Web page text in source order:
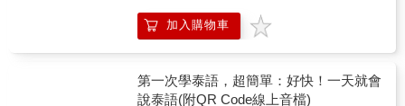
「TRAVEL TIPS」 做為讀者學習的充電站，
收集赴泰購物、觀光、飲食、風土人情的最新
情報， 提供讀者對泰國有初步的認識，極富閱
讀價值和趣味 。 【本書使用方法】 為方便入
門者學習， 在每一句泰文的下面，都用中文拼
象： 1. 泰文新手，或具備初階泰文聽讀能力學
習者 2. 計畫去泰國（自助）旅遊的人 & 使用時
機： 1. 出國行前針對基本語言能力、旅遊情報
包帶出門隨時方便查閱 & ［旅行一定會說到的
會話］ ˙ 藍綠色底框 + 綠色字，表示非常重要
收錄！ 隨書附QR碼線上音檔隨刷隨聽 本書讓
你輕而易舉就能開口說泰語 ■ 第一次學泰語發
像一堆毛毛蟲，近看又像一堆亂碼，想學卻覺
得每個字都長得一樣，字母發音聽起來也一樣
加入購物車
第一次學泰語，超簡單：好快！一天就會
說泰語(附QR Code線上音檔)